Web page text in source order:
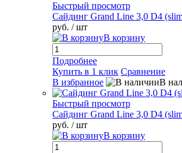
Быстрый просмотр
Сайдинг Grand Line 3,0 D4
руб. / шт
В корзину
Подробнее
Купить в 1 клик Сравнение
В избранное
В
Быстрый просмотр
Сайдинг Grand Line 3,0 D4
руб. / шт
В корзину